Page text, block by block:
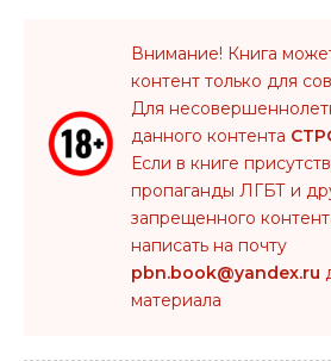
Внимание! Книга
контент только для
Для
данного контента
Если в книге
пропаганды ЛГБТ и
запрещенного
написать на почту
pbn.book@yandex.ru
материала